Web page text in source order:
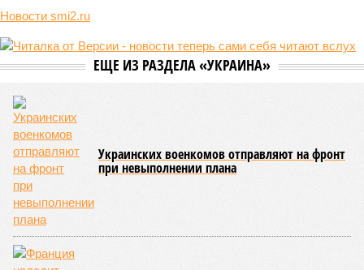
Новости smi2.ru
ЕЩЕ ИЗ РАЗДЕЛА «УКРАИНА»
Украинских военкомов отправляют на фронт
при невыполнении плана